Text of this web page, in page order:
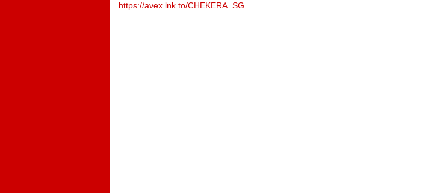
https://avex.lnk.to/CHEKERA_SG